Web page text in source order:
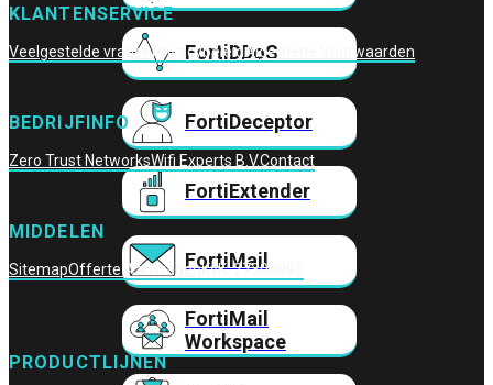
FortiDDoS
FortiDeceptor
FortiExtender
FortiMail
FortiMail
Workspace
KLANTENSERVICE
Veelgestelde vragenPrivacybeleidAlgemene Voorwaarden
BEDRIJFINFO
Zero Trust NetworksWifi Experts B.V.Contact
MIDDELEN
SitemapOfferte AanvragenKvK: 27306093
PRODUCTLIJNEN